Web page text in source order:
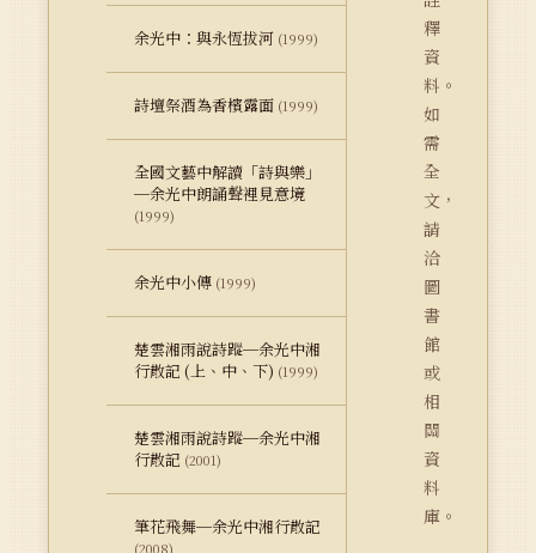
余光中：與永恆拔河 (1999)
詩壇祭酒為香檳露面 (1999)
全國文藝中解讀「詩與樂」
─余光中朗誦聲裡見意境
(1999)
余光中小傳 (1999)
楚雲湘雨說詩蹤─余光中湘
行散記 (上、中、下) (1999)
楚雲湘雨說詩蹤─余光中湘
行散記 (2001)
筆花飛舞─余光中湘行散記
(2008)
釋
資
料。
如
需
全
文，
請
洽
圖
書
館
或
相
關
資
料
庫。